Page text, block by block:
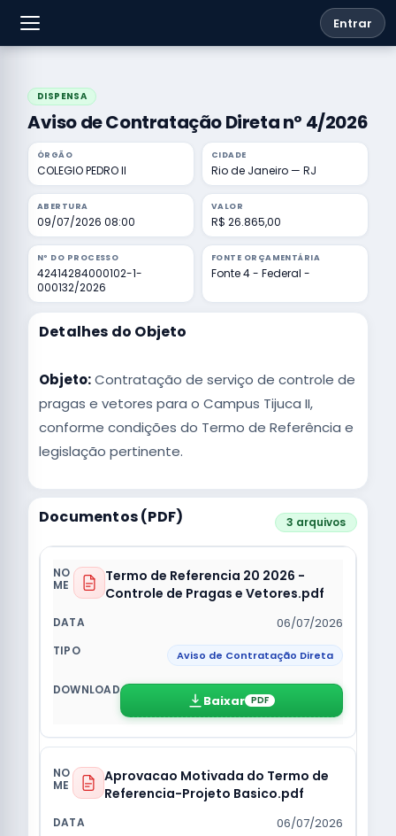
Entrar
DISPENSA
Aviso de Contratação Direta nº 4/2026
ÓRGÃO
COLEGIO PEDRO II
CIDADE
Rio de Janeiro — RJ
ABERTURA
09/07/2026 08:00
VALOR
R$ 26.865,00
Nº DO PROCESSO
42414284000102-1-
000132/2026
FONTE ORÇAMENTÁRIA
Fonte 4 - Federal -
Detalhes do Objeto
Objeto:Contratação de serviço de controle de
pragas e vetores para o Campus Tijuca II,
conforme condições do Termo de Referência e
legislação pertinente.
Documentos (PDF) 3 arquivos
Termo de Referencia 20 2026 -
Controle de Pragas e Vetores.pdf
06/07/2026
Aviso de Contratação Direta
Baixar PDF
Aprovacao Motivada do Termo de
Referencia-Projeto Basico.pdf
06/07/2026